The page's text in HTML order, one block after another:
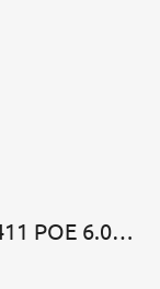
8.0MP (4K) pro 10 kamer NVD-411 POE 6.0 Cloud